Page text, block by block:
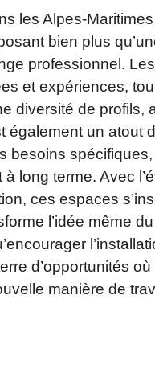
les Alpes-
bien plus
professionnel.
et expériences,
diversité de profils,
également un atout
spécifiques,
à long terme. Avec
ces espaces
l’idée même
d’opportunités
manière de